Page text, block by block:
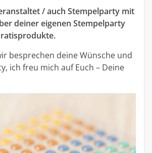
/ auch Stempelparty mit
deiner eigenen Stempelparty
besprechen deine Wünsche und
ich freu mich auf Euch – Deine